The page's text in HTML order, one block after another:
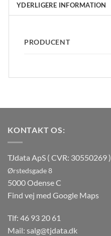
YDERLIGERE INFORMATION
PRODUCENT
KONTAKT OS:
TJdata ApS ( CVR: 30550269 )
Ørstedsgade 8
5000 Odense C
Find vej med Google Maps
Tlf: 46 93 20 61
Mail: salg@tjdata.dk